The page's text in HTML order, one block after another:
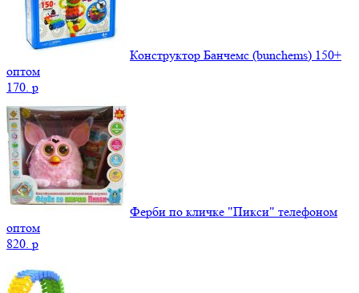
Конструктор Банчемс (bunchems) 150+
оптом
170. p
Ферби по кличке "Пикси" телефоном
оптом
820. p